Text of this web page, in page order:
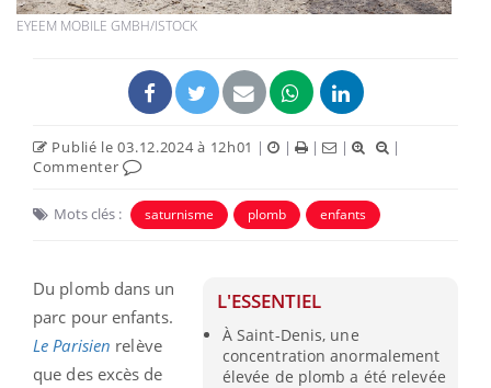
EYEEM MOBILE GMBH/ISTOCK
Publié le 03.12.2024 à 12h01 | | | |
|
Commenter
Mots clés : saturnisme plomb enfants
L'ESSENTIEL
À Saint-Denis, une
concentration anormalement
élevée de plomb a été relevée
Du plomb dans un
parc pour enfants.
Le Parisien relève
que des excès de